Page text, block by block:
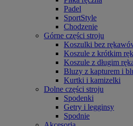
Padel
SportStyle
Chodzenie
Górne części stroju
Koszulki bez
Koszule z krótkim
Koszule z długim
Bluzy z kapturem i
Kurtki i kamizelki
Dolne części stroju
Spodenki
Getry i legginsy
Spodnie